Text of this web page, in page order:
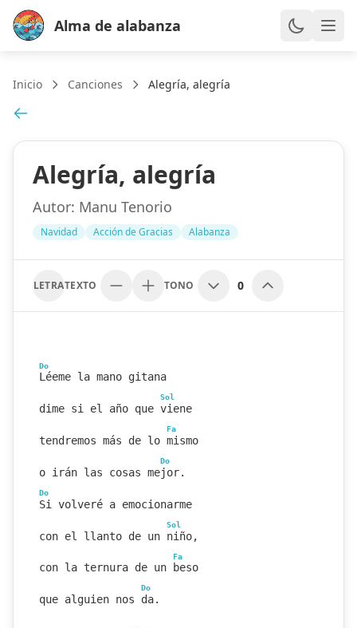
Alma de alabanza
Inicio Canciones Alegría, alegría
Alegría, alegría
Autor: Manu Tenorio
Navidad Acción de Gracias Alabanza
LETRATEXTO TONO 0
Do
Léeme la mano gitana
Sol
dime si el año que viene
Fa
tendremos más de lo mismo
Do
o irán las cosas mejor.
Do
Si volveré a emocionarme
Sol
con el llanto de un niño,
Fa
con la ternura de un beso
Do
que alguien nos da.